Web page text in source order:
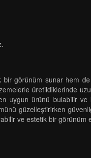
bir görünüm sunar hem
üretildiklerinde
uygun ürünü bulabilir
güzelleştirirken
ve estetik bir görünüm